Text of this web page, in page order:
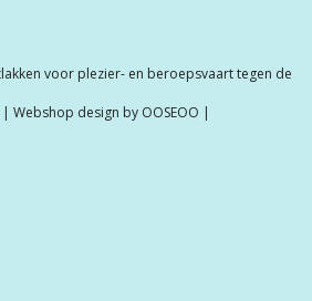
voor plezier- en beroepsvaart tegen de
Webshop design by OOSEOO |